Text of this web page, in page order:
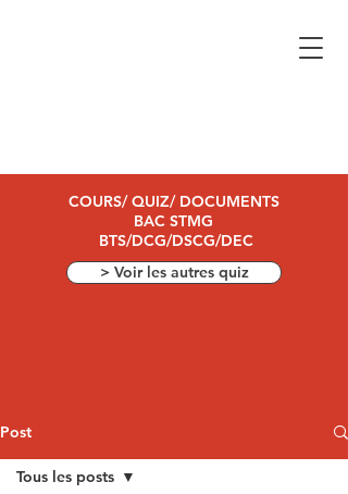
COURS/ QUIZ/ DOCUMENTS
BAC STMG
BTS/DCG/DSCG/DEC
> Voir les autres quiz
Post
Tous les posts